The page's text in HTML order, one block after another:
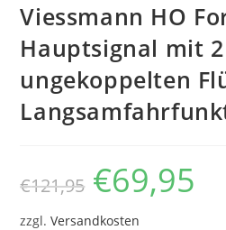
Viessmann HO
Hauptsignal mit 2
ungekoppelten
€121,95 €69,95
zzgl.Versandkosten